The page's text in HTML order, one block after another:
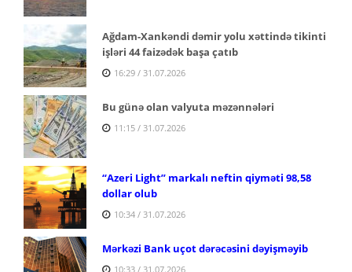
Ağdam-Xankəndi dəmir yolu xəttində tikinti
işləri 44 faizədək başa çatıb
16:29 / 31.07.2026
Bu günə olan valyuta məzənnələri
11:15 / 31.07.2026
“Azeri Light” markalı neftin qiyməti 98,58
dollar olub
10:34 / 31.07.2026
Mərkəzi Bank uçot dərəcəsini dəyişməyib
10:33 / 31.07.2026